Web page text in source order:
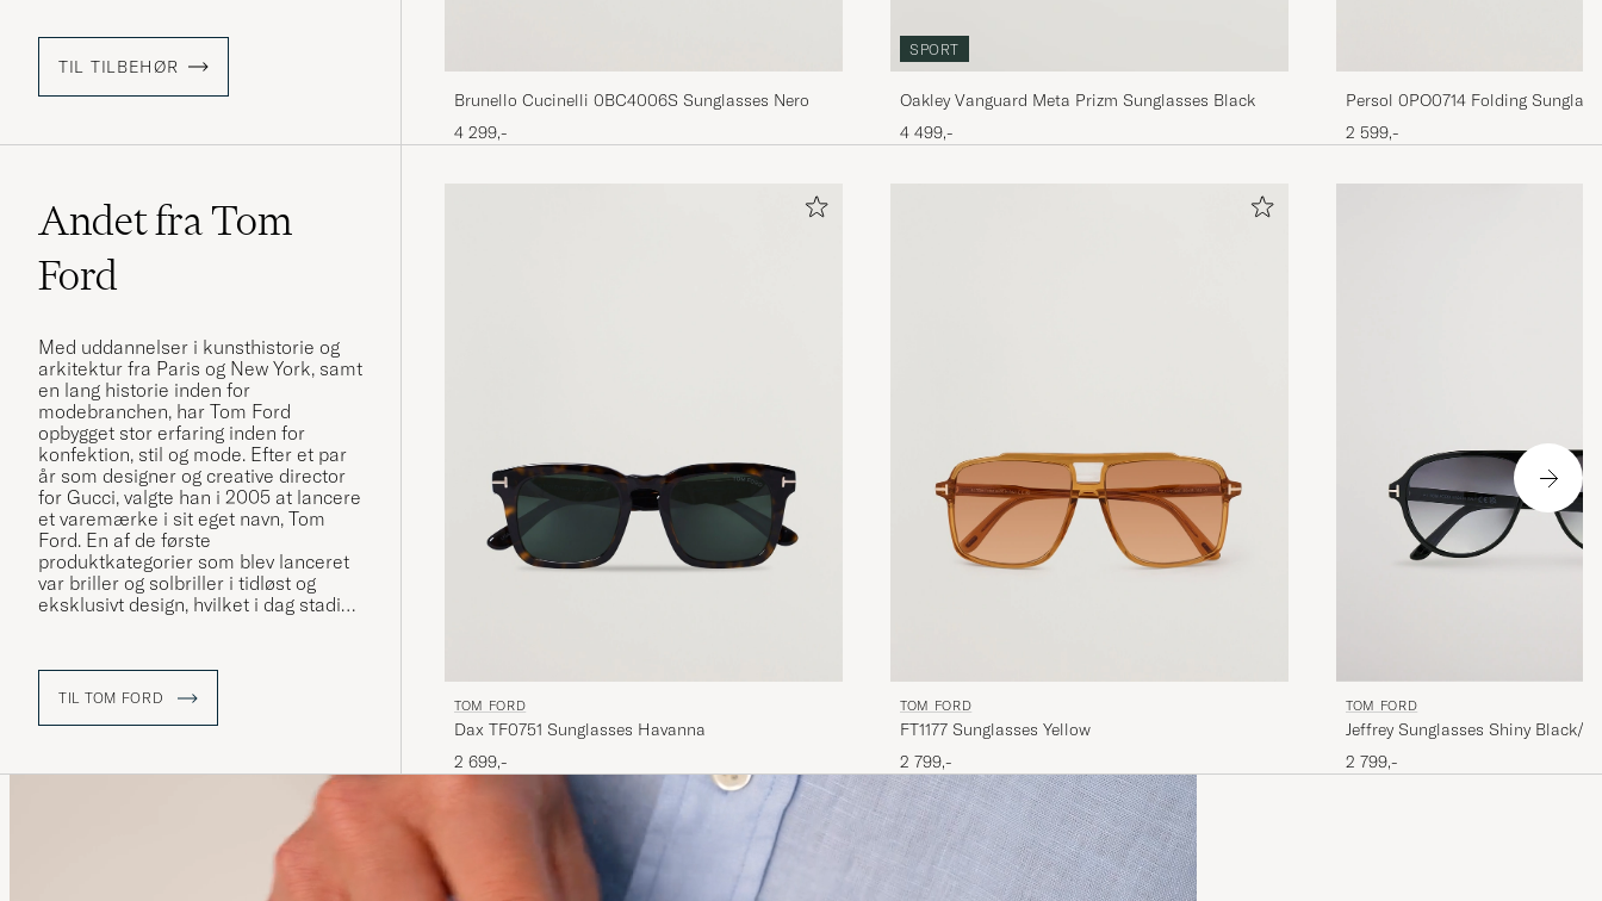
TIL TILBEHØR
Brunello Cucinelli 0BC4006S Sunglasses Nero
4 299,-
SPORT
Oakley Vanguard Meta Prizm Sunglasses Black
4 499,-
Persol 0PO0714 Folding
Green
2 599,-
Andet fra Tom
Ford
Med uddannelser i kunsthistorie og
arkitektur fra Paris og New York, samt
en lang historie inden for
modebranchen, har Tom Ford
opbygget stor erfaring inden for
konfektion, stil og mode. Efter et par
år som designer og creative director
for Gucci, valgte han i 2005 at lancere
et varemærke i sit eget navn, Tom
Ford. En af de første
produktkategorier som blev lanceret
var briller og solbriller i tidløst og
eksklusivt design, hvilket i dag stadig
som er en del af vores sortiment.
TIL TOM FORD TOM FORD
Dax TF0751 Sunglasses Havanna
2 699,-
TOM FORD
FT1177 Sunglasses Yellow
2 799,-
TOM FORD
Jeffrey Sunglasses Shiny Black/
2 799,-